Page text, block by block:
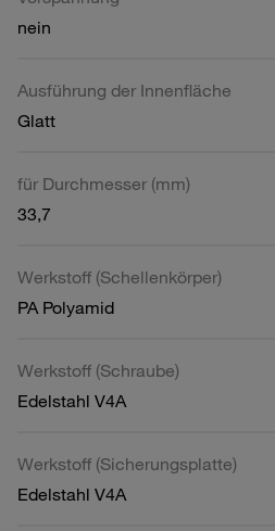
nein
Ausführung der Innenfläche
Glatt
für Durchmesser (mm)
33,7
Werkstoff (Schellenkörper)
PA Polyamid
Werkstoff (Schraube)
Edelstahl V4A
Werkstoff (Sicherungsplatte)
Edelstahl V4A